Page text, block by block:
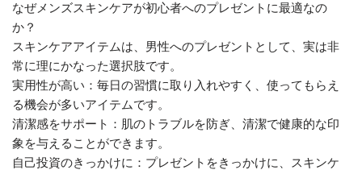
なぜメンズスキンケアが初心者へのプレゼントに最適なの
か？
スキンケアアイテムは、男性へのプレゼントとして、実は非
常に理にかなった選択肢です。
実用性が高い：毎日の習慣に取り入れやすく、使ってもらえ
る機会が多いアイテムです。
清潔感をサポート：肌のトラブルを防ぎ、清潔で健康的な印
象を与えることができます。
自己投資のきっかけに：プレゼントをきっかけに、スキンケ